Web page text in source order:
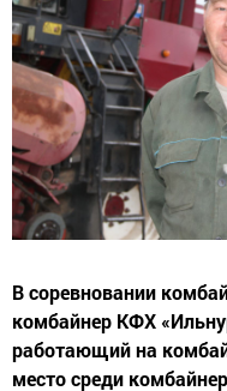
В соревновании
комбайнер КФХ
работающий на
место среди